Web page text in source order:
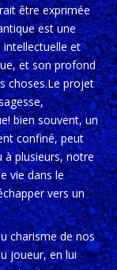
être exprimée
est une
intellectuelle et
et son profond
choses.Le projet
bien souvent, un
confiné, peut
à plusieurs, notre
vie dans le
vers un
charisme de nos
joueur, en lui